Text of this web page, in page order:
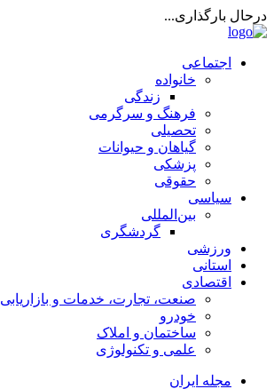
درحال بارگذاری...
اجتماعی
خانواده
زندگی
فرهنگ و سرگرمی
تحصیلی
گیاهان و حیوانات
پزشکی
حقوقی
سیاسی
بین‌المللی
گردشگری
ورزشی
استانی
اقتصادی
صنعت، تجارت، خدمات و بازاریابی
خودرو
ساختمان و املاک
علمی و تکنولوژی
مجله ایران